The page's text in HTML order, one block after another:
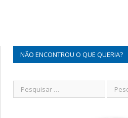
NÃO ENCONTROU O QUE QUERIA?